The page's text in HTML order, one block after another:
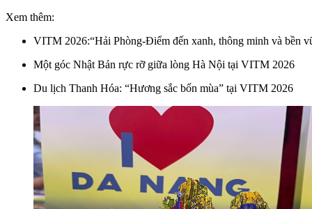
Xem thêm:
VITM 2026:“Hải Phòng-Điểm đến xanh, thông minh và bền
Một góc Nhật Bản rực rỡ giữa lòng Hà Nội tại VITM 2026
Du lịch Thanh Hóa: “Hương sắc bốn mùa” tại VITM 2026